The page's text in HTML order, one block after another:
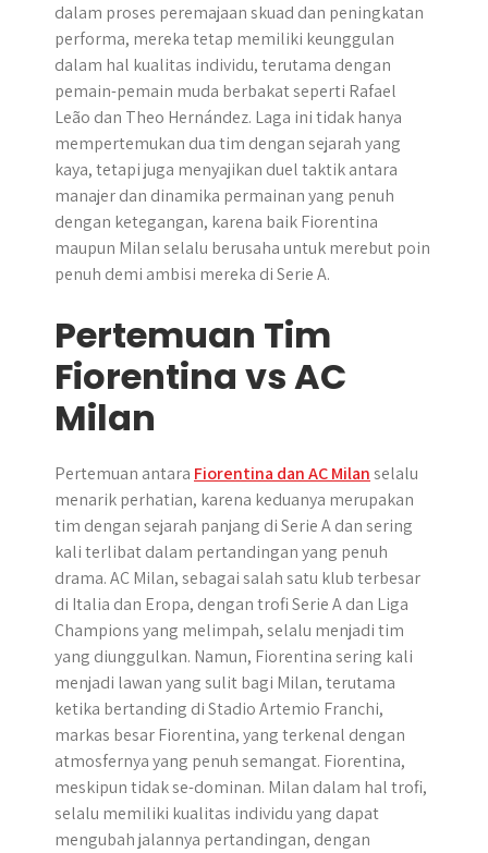
dalam proses peremajaan skuad dan peningkatan
performa, mereka tetap memiliki keunggulan
dalam hal kualitas individu, terutama dengan
pemain-pemain muda berbakat seperti Rafael
Leão dan Theo Hernández. Laga ini tidak hanya
mempertemukan dua tim dengan sejarah yang
kaya, tetapi juga menyajikan duel taktik antara
manajer dan dinamika permainan yang penuh
dengan ketegangan, karena baik Fiorentina
maupun Milan selalu berusaha untuk merebut poin
penuh demi ambisi mereka di Serie A.
Pertemuan Tim
Fiorentina vs AC
Milan
Pertemuan antara Fiorentina dan AC Milanselalu
menarik perhatian, karena keduanya merupakan
tim dengan sejarah panjang di Serie A dan sering
kali terlibat dalam pertandingan yang penuh
drama. AC Milan, sebagai salah satu klub terbesar
di Italia dan Eropa, dengan trofi Serie A dan Liga
Champions yang melimpah, selalu menjadi tim
yang diunggulkan. Namun, Fiorentina sering kali
menjadi lawan yang sulit bagi Milan, terutama
ketika bertanding di Stadio Artemio Franchi,
markas besar Fiorentina, yang terkenal dengan
atmosfernya yang penuh semangat. Fiorentina,
meskipun tidak se-dominan. Milan dalam hal trofi,
selalu memiliki kualitas individu yang dapat
mengubah jalannya pertandingan, dengan